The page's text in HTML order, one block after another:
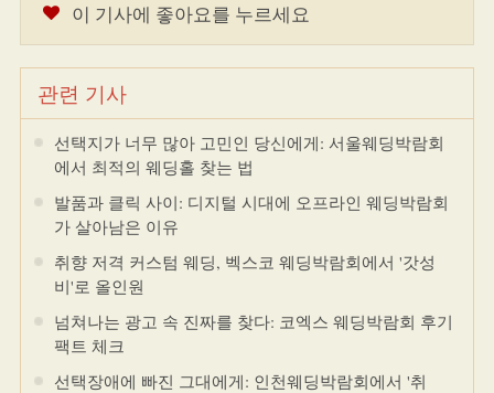
이 기사에 좋아요를 누르세요
관련 기사
선택지가 너무 많아 고민인 당신에게: 서울웨딩박람회
에서 최적의 웨딩홀 찾는 법
발품과 클릭 사이: 디지털 시대에 오프라인 웨딩박람회
가 살아남은 이유
취향 저격 커스텀 웨딩, 벡스코 웨딩박람회에서 '갓성
비'로 올인원
넘쳐나는 광고 속 진짜를 찾다: 코엑스 웨딩박람회 후기
팩트 체크
선택장애에 빠진 그대에게: 인천웨딩박람회에서 '취